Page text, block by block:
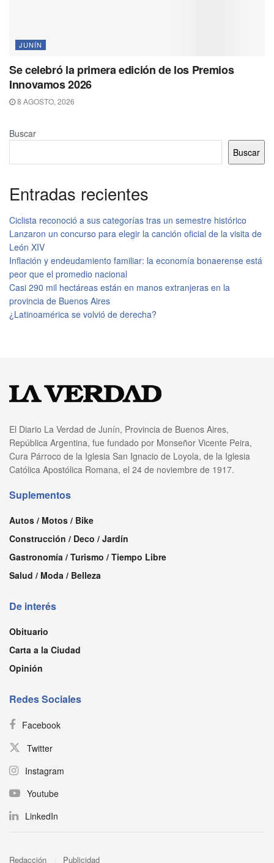
JUNÍN
Se celebró la primera edición de los Premios
Innovamos 2026
8 AGOSTO, 2026
Buscar
Buscar
Entradas recientes
Ciclista reconoció a sus categorías tras un semestre histórico
Lanzaron un concurso para elegir la canción oficial de la visita de
León XIV
Inflación y endeudamiento familiar: la economía bonaerense está
peor que el promedio nacional
Casi 290 mil hectáreas están en manos extranjeras en la
provincia de Buenos Aires
¿Latinoamérica se volvió de derecha?
El Diario La Verdad de Junín, Provincia de Buenos Aires,
República Argentina, fue fundado por Monseñor Vicente Peira,
Cura Párroco de la Iglesia San Ignacio de Loyola, de la Iglesia
Católica Apostólica Romana, el 24 de noviembre de 1917.
Suplementos
Autos / Motos / Bike
Construcción / Deco / Jardín
Gastronomía / Turismo / Tiempo Libre
Salud / Moda / Belleza
De interés
Obituario
Carta a la Ciudad
Opinión
Redes Sociales
Facebook
Twitter
Instagram
Youtube
LinkedIn
Redacción Publicidad